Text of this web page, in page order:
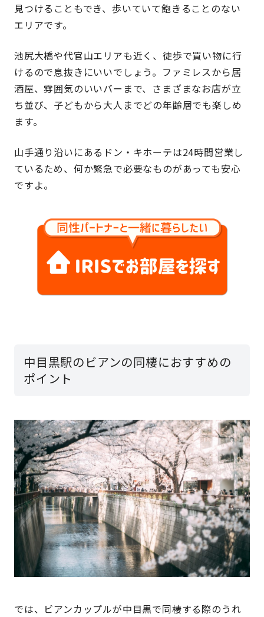
見つけることもでき、歩いていて飽きることのない
エリアです。
池尻大橋や代官山エリアも近く、徒歩で買い物に行
けるので息抜きにいいでしょう。ファミレスから居
酒屋、雰囲気のいいバーまで、さまざまなお店が立
ち並び、子どもから大人までどの年齢層でも楽しめ
ます。
山手通り沿いにあるドン・キホーテは24時間営業し
ているため、何か緊急で必要なものがあっても安心
ですよ。
中目黒駅のビアンの同棲におすすめの
ポイント
では、ビアンカップルが中目黒で同棲する際のうれ